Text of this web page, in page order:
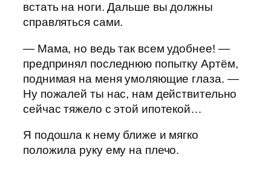
встать на ноги. Дальше вы должны
справляться сами.
— Мама, но ведь так всем удобнее! —
предпринял последнюю попытку Артём,
поднимая на меня умоляющие глаза. —
Ну пожалей ты нас, нам действительно
сейчас тяжело с этой ипотекой…
Я подошла к нему ближе и мягко
положила руку ему на плечо.